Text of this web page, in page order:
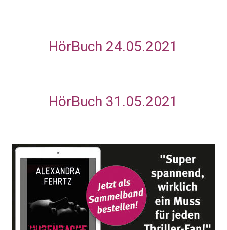
HörBuch 24.05.2021
HörBuch 31.05.2021